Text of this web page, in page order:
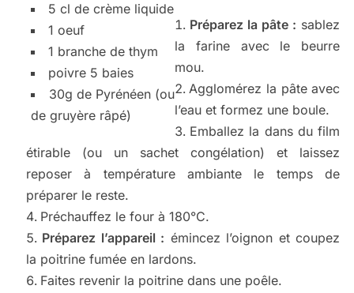
5 cl de crème liquide
1 oeuf
1 branche de thym
poivre 5 baies
30g de Pyrénéen (ou
de gruyère râpé)
Préparez la pâte : sablez
la farine avec le beurre
mou.
Agglomérez la pâte avec
l’eau et formez une boule.
Emballez la dans du film
étirable (ou un sachet congélation) et laissez
reposer à température ambiante le temps de
préparer le reste.
Préchauffez le four à 180°C.
Préparez l’appareil : émincez l’oignon et coupez
la poitrine fumée en lardons.
Faites revenir la poitrine dans une poêle.